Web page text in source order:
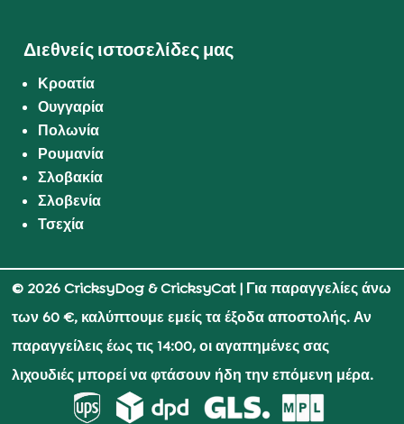
Διεθνείς ιστοσελίδες μας
Κροατία
Ουγγαρία
Πολωνία
Ρουμανία
Σλοβακία
Σλοβενία
Τσεχία
© 2026 CricksyDog & CricksyCat| Για παραγγελίες άνω
των 60 €, καλύπτουμε εμείς τα έξοδα αποστολής. Αν
παραγγείλεις έως τις 14:00, οι αγαπημένες σας
λιχουδιές μπορεί να φτάσουν ήδη την επόμενη μέρα.